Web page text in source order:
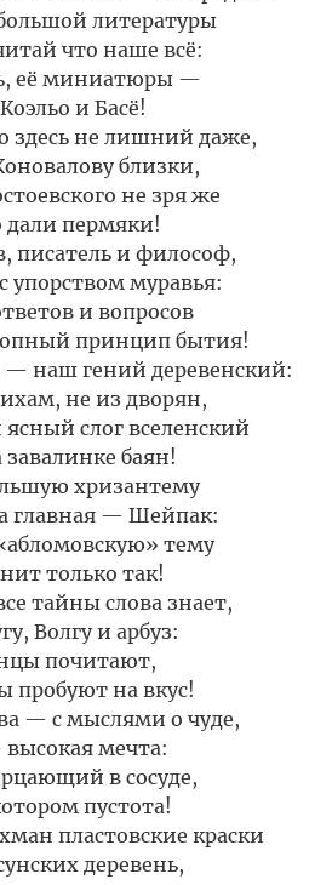
литературы
что наше всё:
её миниатюры —
и Басё!
здесь не лишний даже,
близки,
не зря же
дали пермяки!
писатель и философ,
упорством муравья:
и вопросов
принцип бытия!
— наш гений деревенский:
не из дворян,
ясный слог вселенский
завалинке баян!
хризантему
главная — Шейпак:
тему
только так!
тайны слова знает,
Волгу и арбуз:
почитают,
пробуют на вкус!
— с мыслями о чуде,
мечта:
в сосуде,
пустота!
пластовские краски
деревень,